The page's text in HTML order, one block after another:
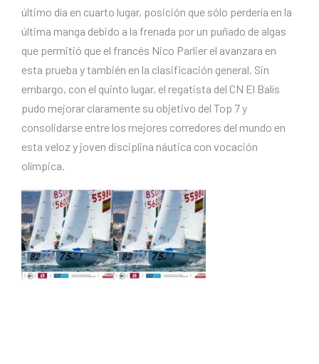
último día en cuarto lugar, posición que sólo perdería en la
última manga debido a la frenada por un puñado de algas
que permitió que el francés Nico Parlier el avanzara en
esta prueba y también en la clasificación general. Sin
embargo, con el quinto lugar, el regatista del CN El Balís
pudo mejorar claramente su objetivo del Top 7 y
consolidarse entre los mejores corredores del mundo en
esta veloz y joven disciplina náutica con vocación
olímpica.